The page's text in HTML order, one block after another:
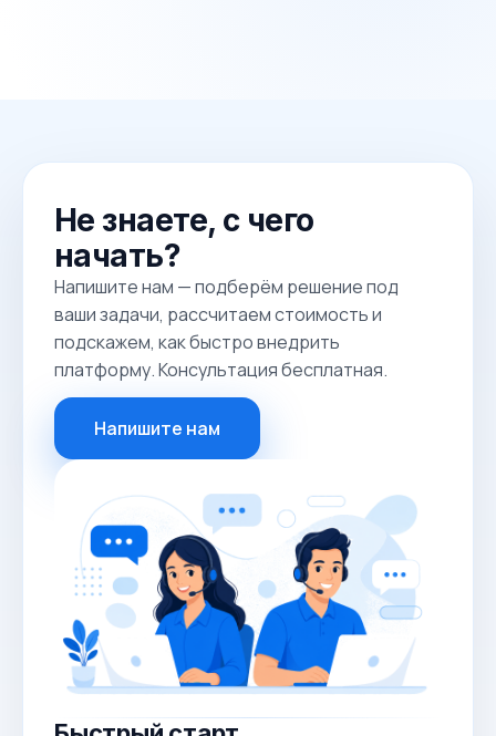
Не знаете, с чего
начать?
Напишите нам — подберём решение под
ваши задачи, рассчитаем стоимость и
подскажем, как быстро внедрить
платформу. Консультация бесплатная.
Напишите нам